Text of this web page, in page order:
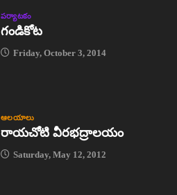
పర్యాటకం
గండికోట
Friday, October 3, 2014
ఆలయాలు
రాయచోటి వీరభద్రాలయం
Saturday, May 12, 2012